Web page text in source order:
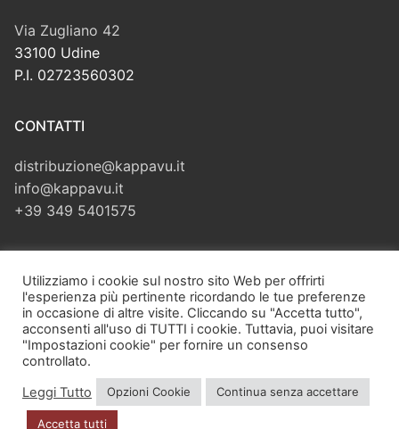
Via Zugliano 42
33100 Udine
P.I. 02723560302
CONTATTI
distribuzione@kappavu.it
info@kappavu.it
+39 349 5401575
Cerca:
Copyright © 2026 Kappa Vu di Velliscig Giuliano – Via Zugliano,
42 – 33100 Udine (UD) – P.I. 02723560302 – PEC:
Utilizziamo i cookie sul nostro sito Web per offrirti
l'esperienza più pertinente ricordando le tue preferenze
in occasione di altre visite. Cliccando su "Accetta tutto",
acconsenti all'uso di TUTTI i cookie. Tuttavia, puoi visitare
"Impostazioni cookie" per fornire un consenso
controllato.
Leggi Tutto
Opzioni Cookie Continua senza accettare
Accetta tutti